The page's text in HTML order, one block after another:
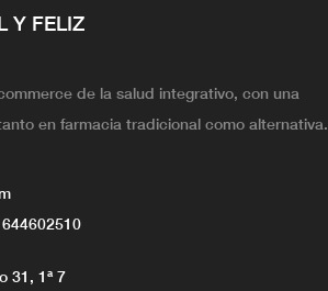
Y FELIZ
de la salud integrativo, con una
en farmacia tradicional como alternativa.
31, 1ª 7